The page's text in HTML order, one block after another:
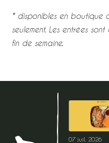
* disponibles en boutique
seulement. Les entrées
fin de semaine.
07 juil. 2026